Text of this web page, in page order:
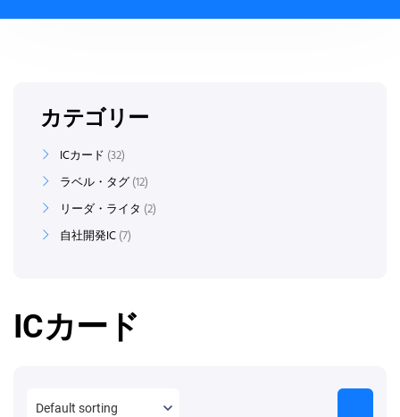
ICカード
カテゴリー
ICカード 32
ラベル・タグ 12
リーダ・ライタ 2
自社開発IC 7